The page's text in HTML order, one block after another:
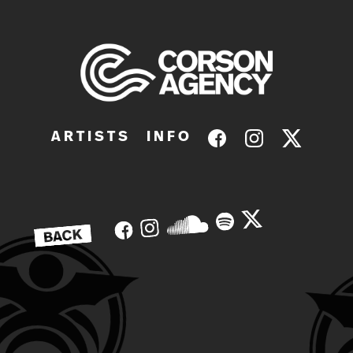
A R T I S T S I N F O